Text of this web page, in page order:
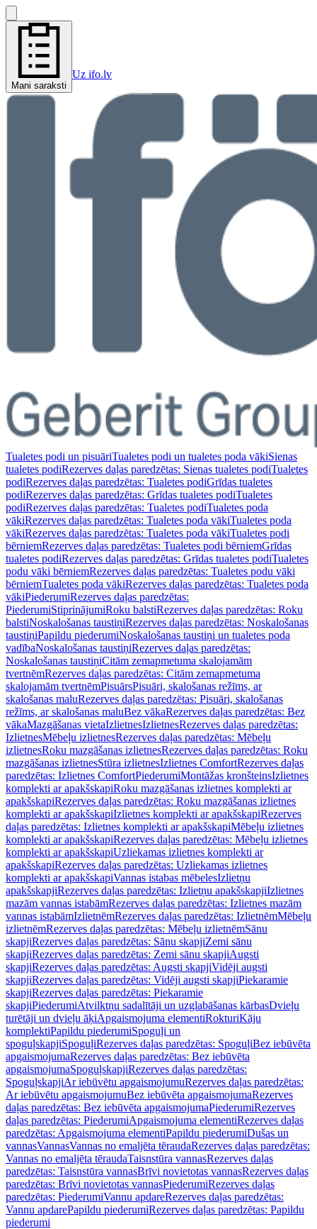
Mani saraksti
Uz ifo.lv
Tualetes podi un pisuāriTualetes podi un tualetes poda vākiSienas
tualetes podiRezerves daļas paredzētas: Sienas tualetes podiTualetes
podiRezerves daļas paredzētas: Tualetes podiGrīdas tualetes
podiRezerves daļas paredzētas: Grīdas tualetes podiTualetes
podiRezerves daļas paredzētas: Tualetes podiTualetes poda
vākiRezerves daļas paredzētas: Tualetes poda vākiTualetes poda
vākiRezerves daļas paredzētas: Tualetes poda vākiTualetes podi
bērniemRezerves daļas paredzētas: Tualetes podi bērniemGrīdas
tualetes podiRezerves daļas paredzētas: Grīdas tualetes podiTualetes
podu vāki bērniemRezerves daļas paredzētas: Tualetes podu vāki
bērniemTualetes poda vākiRezerves daļas paredzētas: Tualetes poda
vākiPiederumiRezerves daļas paredzētas:
PiederumiStiprinājumiRoku balstiRezerves daļas paredzētas: Roku
balstiNoskalošanas taustiņiRezerves daļas paredzētas: Noskalošanas
taustiņiPapildu piederumiNoskalošanas taustiņi un tualetes poda
vadībaNoskalošanas taustiņiRezerves daļas paredzētas:
Noskalošanas taustiņiCitām zemapmetuma skalojamām
tvertnēmRezerves daļas paredzētas: Citām zemapmetuma
skalojamām tvertnēmPisuārsPisuāri, skalošanas režīms, ar
skalošanas maluRezerves daļas paredzētas: Pisuāri, skalošanas
režīms, ar skalošanas maluBez vākaRezerves daļas paredzētas: Bez
vākaMazgāšanas vietaIzlietnesIzlietnesRezerves daļas paredzētas:
IzlietnesMēbeļu izlietnesRezerves daļas paredzētas: Mēbeļu
izlietnesRoku mazgāšanas izlietnesRezerves daļas paredzētas: Roku
mazgāšanas izlietnesStūra izlietnesIzlietnes ComfortRezerves daļas
paredzētas: Izlietnes ComfortPiederumiMontāžas kronšteinsIzlietnes
komplekti ar apakšskapiRoku mazgāšanas izlietnes komplekti ar
apakšskapiRezerves daļas paredzētas: Roku mazgāšanas izlietnes
komplekti ar apakšskapiIzlietnes komplekti ar apakšskapiRezerves
daļas paredzētas: Izlietnes komplekti ar apakšskapiMēbeļu izlietnes
komplekti ar apakšskapiRezerves daļas paredzētas: Mēbeļu izlietnes
komplekti ar apakšskapiUzliekamas izlietnes komplekti ar
apakšskapiRezerves daļas paredzētas: Uzliekamas izlietnes
komplekti ar apakšskapiVannas istabas mēbelesIzlietņu
apakšskapjiRezerves daļas paredzētas: Izlietņu apakšskapjiIzlietnes
mazām vannas istabāmRezerves daļas paredzētas: Izlietnes mazām
vannas istabāmIzlietnēmRezerves daļas paredzētas: IzlietnēmMēbeļu
izlietnēmRezerves daļas paredzētas: Mēbeļu izlietnēmSānu
skapjiRezerves daļas paredzētas: Sānu skapjiZemi sānu
skapjiRezerves daļas paredzētas: Zemi sānu skapjiAugsti
skapjiRezerves daļas paredzētas: Augsti skapjiVidēji augsti
skapjiRezerves daļas paredzētas: Vidēji augsti skapjiPiekaramie
skapjiRezerves daļas paredzētas: Piekaramie
skapjiPiederumiAtvilktņu sadalītāji un uzglabāšanas kārbasDvieļu
turētāji un dvieļu āķiApgaismojuma elementiRokturiKāju
komplektiPapildu piederumiSpoguļi un
spoguļskapjiSpoguļiRezerves daļas paredzētas: SpoguļiBez iebūvēta
apgaismojumaRezerves daļas paredzētas: Bez iebūvēta
apgaismojumaSpoguļskapjiRezerves daļas paredzētas:
SpoguļskapjiAr iebūvētu apgaismojumuRezerves daļas paredzētas:
Ar iebūvētu apgaismojumuBez iebūvēta apgaismojumaRezerves
daļas paredzētas: Bez iebūvēta apgaismojumaPiederumiRezerves
daļas paredzētas: PiederumiApgaismojuma elementiRezerves daļas
paredzētas: Apgaismojuma elementiPapildu piederumiDušas un
vannasVannasVannas no emaljēta tēraudaRezerves daļas paredzētas:
Vannas no emaljēta tēraudaTaisnstūra vannasRezerves daļas
paredzētas: Taisnstūra vannasBrīvi novietotas vannasRezerves daļas
paredzētas: Brīvi novietotas vannasPiederumiRezerves daļas
paredzētas: PiederumiVannu apdareRezerves daļas paredzētas:
Vannu apdarePapildu piederumiRezerves daļas paredzētas: Papildu
piederumi